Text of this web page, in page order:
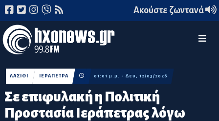
Ακούστε ζωντανά
Σε επιφυλακή η Πολιτική
Προστασία Ιεράπετρας λόγω
ΛΑΣΙΘΙ ΙΕΡΑΠΕΤΡΑ 01:01 μ.μ. - Δευ, 12/03/2026